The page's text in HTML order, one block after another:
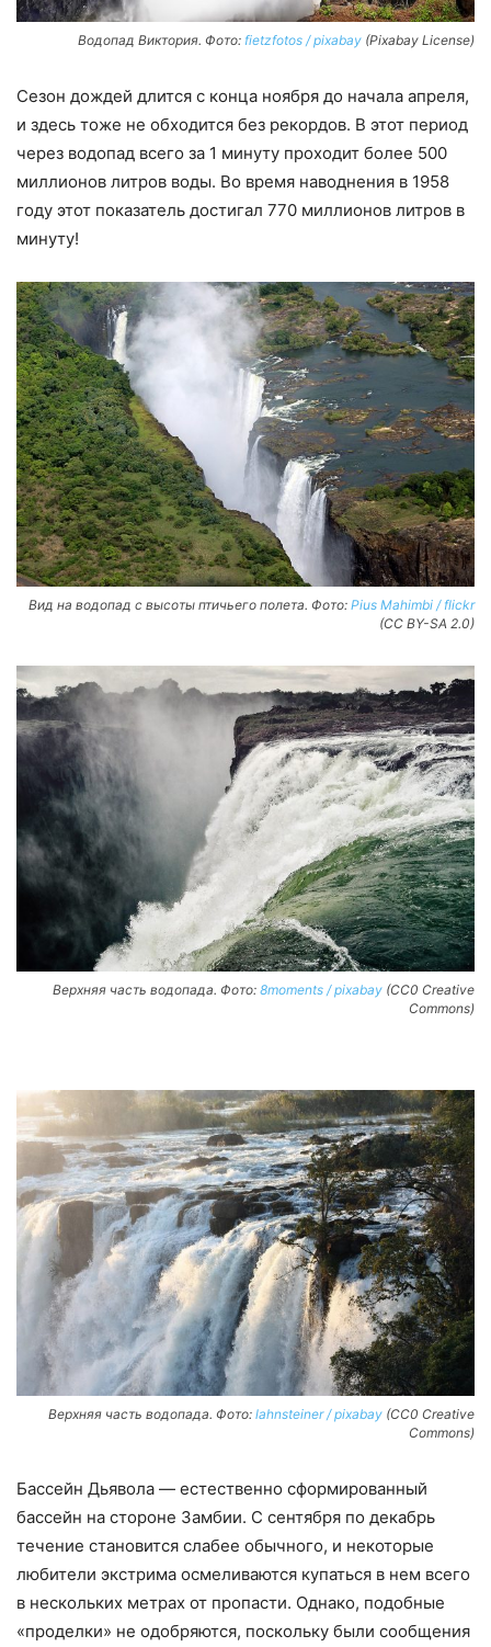
Водопад Виктория. Фото: fietzfotos / pixabay (Pixabay License)
Сезон дождей длится с конца ноября до начала апреля,
и здесь тоже не обходится без рекордов. В этот период
через водопад всего за 1 минуту проходит более 500
миллионов литров воды. Во время наводнения в 1958
году этот показатель достигал 770 миллионов литров в
минуту!
Вид на водопад с высоты птичьего полета. Фото: Pius Mahimbi / flickr
(CC BY-SA 2.0)
Верхняя часть водопада. Фото: 8moments / pixabay (CC0 Creative
Commons)
Верхняя часть водопада. Фото: lahnsteiner / pixabay (CC0 Creative
Commons)
Бассейн Дьявола — естественно сформированный
бассейн на стороне Замбии. С сентября по декабрь
течение становится слабее обычного, и некоторые
любители экстрима осмеливаются купаться в нем всего
в нескольких метрах от пропасти. Однако, подобные
«проделки» не одобряются, поскольку были сообщения